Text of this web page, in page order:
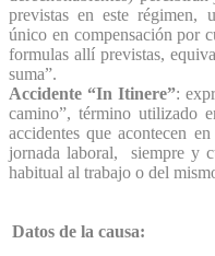
previstas en este régimen,
único en compensación por
formulas allí previstas,
suma”.
Accidente “In Itinere”:
camino”, término utilizado
accidentes que acontecen
jornada laboral, siempre y
habitual al trabajo o del
Datos de la causa: